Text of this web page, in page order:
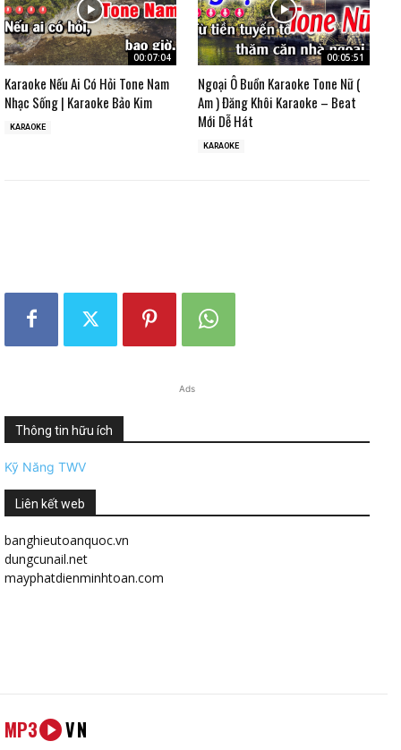
00:07:04
Karaoke Nếu Ai Có Hỏi Tone Nam
Nhạc Sống | Karaoke Bảo Kim
KARAOKE
00:05:51
Ngoại Ô Buồn Karaoke Tone Nữ (
Am ) Đăng Khôi Karaoke – Beat
Mới Dễ Hát
KARAOKE
Ads
Thông tin hữu ích
Kỹ Năng TWV
Liên kết web
banghieutoanquoc.vn
dungcunail.net
mayphatdienminhtoan.com
MP3 VN